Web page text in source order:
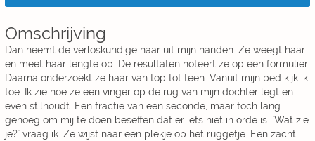
Omschrijving
Dan neemt de verloskundige haar uit mijn handen. Ze weegt haar
en meet haar lengte op. De resultaten noteert ze op een formulier.
Daarna onderzoekt ze haar van top tot teen. Vanuit mijn bed kijk ik
toe. Ik zie hoe ze een vinger op de rug van mijn dochter legt en
even stilhoudt. Een fractie van een seconde, maar toch lang
genoeg om mij te doen beseffen dat er iets niet in orde is. `Wat zie
je?` vraag ik. Ze wijst naar een plekje op het ruggetje. Een zacht,